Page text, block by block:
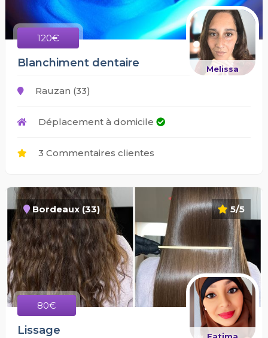
120€
Melissa
Blanchiment dentaire
Rauzan (33)
Déplacement à domicile
3 Commentaires clientes
5/5
Bordeaux (33)
80€
Lissage